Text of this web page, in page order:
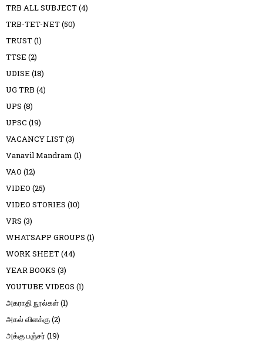
TRB ALL SUBJECT(4)
TRB-TET-NET(50)
TRUST(1)
TTSE (2)
UDISE (18)
UG TRB (4)
UPS (8)
UPSC (19)
VACANCY LIST(3)
Vanavil Mandram (1)
VAO (12)
VIDEO (25)
VIDEO STORIES (10)
VRS (3)
WHATSAPP GROUPS (1)
WORK SHEET(44)
YEAR BOOKS (3)
YOUTUBE VIDEOS (1)
அகராதி நூல்கள்(1)
அகல் விளக்கு(2)
அக்கு பஞ்சர் (19)